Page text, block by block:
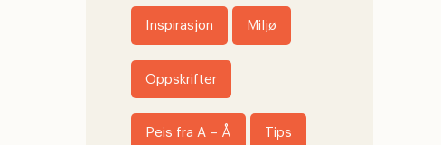
Inspirasjon Miljø
Oppskrifter
Peis fra A – Å Tips